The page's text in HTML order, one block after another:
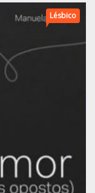
Lésbico